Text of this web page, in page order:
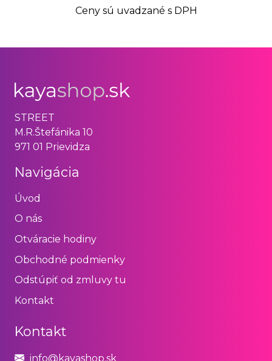
Ceny sú uvadzané s DPH
STREET
M.R.Štefánika 10
971 01 Prievidza
Navigácia
Úvod
O nás
Otváracie hodiny
Obchodné podmienky
Odstúpiť od zmluvy tu
Kontakt
Kontakt
info@kayashop.sk